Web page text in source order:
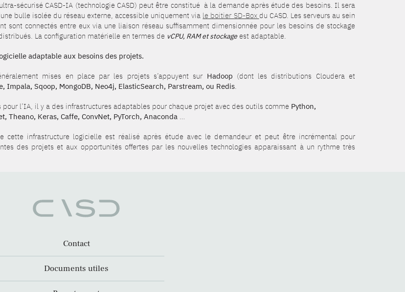
sécurisé CASD-IA (technologie CASD) peut être constitué à la demande après étude des besoins. Il sera
bulle isolée du réseau externe, accessible uniquement via le boitier SD-Box du CASD. Les serveurs au sein
sont connectés entre eux via une liaison réseau suffisamment dimensionnée pour les besoins de stockage
La configuration matérielle en termes de vCPU, RAM et stockageest adaptable.
adaptable aux besoins des projets.
mises en place par les projets s’appuyent sur Hadoop (dont les distributions Cloudera et
Impala, Sqoop, MongoDB, Neo4j, ElasticSearch, Parstream, ou Redis.
pour l’IA, il y a des infrastructures adaptables pour chaque projet avec des outils comme Python,
Theano, Keras, Caffe, ConvNet, PyTorch, Anaconda…
cette infrastructure logicielle est réalisé après étude avec le demandeur et peut être incrémental pour
des projets et aux opportunités offertes par les nouvelles technologies apparaissant à un rythme très
Contact
Documents utiles